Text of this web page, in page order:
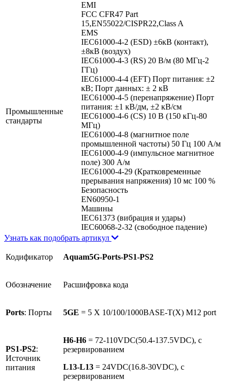
Промышленные
стандарты
EMI
FCC CFR47 Part
15,EN55022/CISPR22,Class A
EMS
IEC61000-4-2 (ESD) ±6кВ (контакт),
±8кВ (воздух)
IEC61000-4-3 (RS) 20 В/м (80 МГц-2
ГГц)
IEC61000-4-4 (EFT) Порт питания: ±2
кВ; Порт данных: ± 2 кВ
IEC61000-4-5 (перенапряжение) Порт
питания: ±1 кВ/дм, ±2 кВ/см
IEC61000-4-6 (CS) 10 В (150 кГц-80
МГц)
IEC61000-4-8 (магнитное поле
промышленной частоты) 50 Гц 100 А/м
IEC61000-4-9 (импульсное магнитное
поле) 300 А/м
IEC61000-4-29 (Кратковременные
прерывания напряжения) 10 мс 100 %
Безопасность
EN60950-1
Машины
IEC61373 (вибрация и удары)
IEC60068-2-32 (свободное падение)
Узнать как подобрать артикул
Кодификатор Aquam5G-Ports-PS1-PS2
Обозначение Расшифровка кода
Ports: Порты 5GE = 5 X 10/100/1000BASE-T(X) M12 port
PS1-PS2:
Источник
питания
H6-H6 = 72-110VDC(50.4-137.5VDC), с
резервированием
L13-L13 = 24VDC(16.8-30VDC), с
резервированием